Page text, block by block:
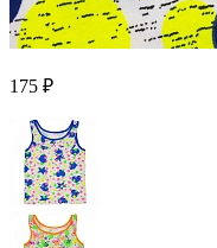
175 ₽